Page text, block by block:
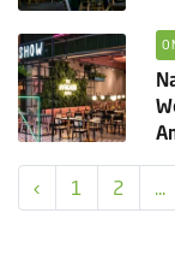
‹ 1 2 ...